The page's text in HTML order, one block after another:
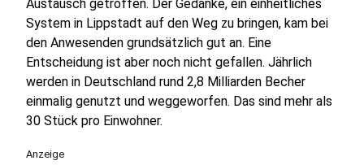
Austausch getroffen. Der Gedanke, ein einheitliches
System in Lippstadt auf den Weg zu bringen, kam bei
den Anwesenden grundsätzlich gut an. Eine
Entscheidung ist aber noch nicht gefallen. Jährlich
werden in Deutschland rund 2,8 Milliarden Becher
einmalig genutzt und weggeworfen. Das sind mehr als
30 Stück pro Einwohner.
Anzeige